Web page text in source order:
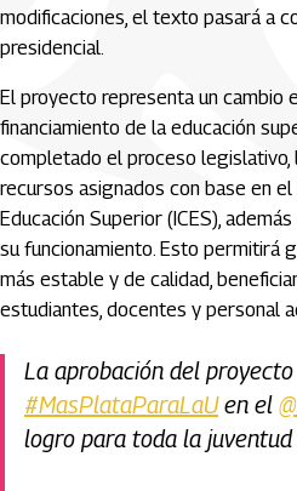
modificaciones, el texto pasará a
presidencial.
El proyecto representa un cambio
financiamiento de la educación
completado el proceso legislativo,
recursos asignados con base en
Educación Superior (ICES),
su funcionamiento. Esto permitirá
más estable y de calidad,
estudiantes, docentes y personal
La aprobación del
#MasPlataParaLaUen el
logro para toda la juventud